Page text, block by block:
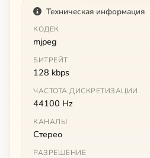
Техническая информация
КОДЕК
mjpeg
БИТРЕЙТ
128 kbps
ЧАСТОТА ДИСКРЕТИЗАЦИИ
44100 Hz
КАНАЛЫ
Стерео
РАЗРЕШЕНИЕ